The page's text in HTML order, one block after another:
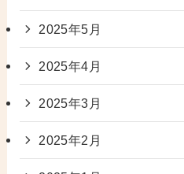
2025年5月
2025年4月
2025年3月
2025年2月